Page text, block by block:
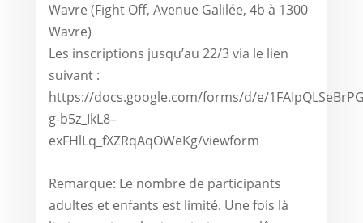
Wavre (Fight Off, Avenue Galilée, 4b à 1300
Wavre)
Les inscriptions jusqu’au 22/3 via le lien
suivant :
https://docs.google.com/forms/d/e/
g-b5z_IkL8–
exFHlLq_fXZRqAqOWeKg/viewform
Remarque: Le nombre de participants
adultes et enfants est limité. Une fois là